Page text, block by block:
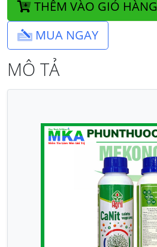
THÊM VÀO GIỎ HÀNG
MUA NGAY
MÔ TẢ